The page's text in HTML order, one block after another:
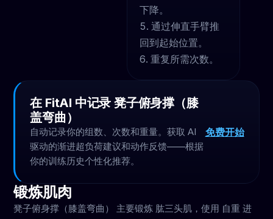
下降。
通过伸直手臂推
回到起始位置。
重复所需次数。
在 FitAI 中记录 凳子俯身撑（膝
盖弯曲）
自动记录你的组数、次数和重量。获取 AI
驱动的渐进超负荷建议和动作反馈——根据
你的训练历史个性化推荐。
免费开始
锻炼肌肉
凳子俯身撑（膝盖弯曲） 主要锻炼 肱三头肌，使用 自重 进